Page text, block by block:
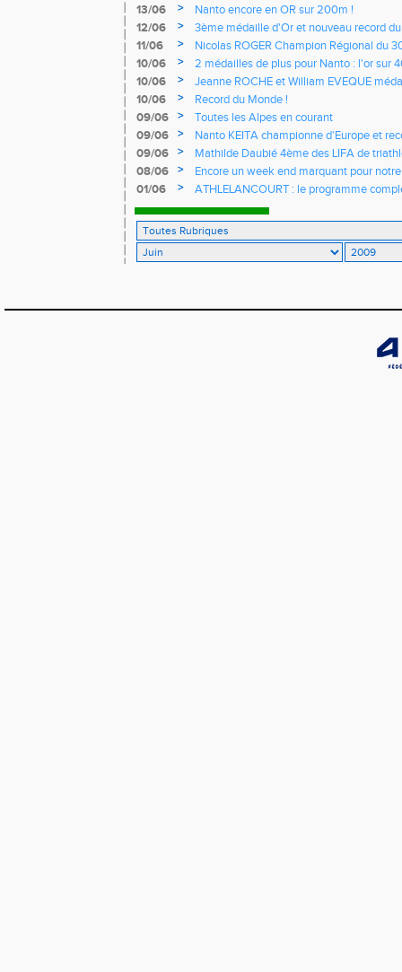
13/06
>
Nanto encore en OR sur 200m !
12/06
>
3ème médaille d'Or et nouveau record
11/06
>
Nicolas ROGER Champion Régional du
10/06
>
2 médailles de plus pour Nanto : l'or sur
longueur et des photos
10/06 >
Jeanne ROCHE et William EVEQUE
de France de triathlon
10/06 >
Record du Monde !
09/06
>
Toutes les Alpes en courant
09/06
>
Nanto KEITA championne d'Europe et
100m
09/06 >
Mathilde Daubié 4ème des LIFA de
08/06
>
Encore un week end marquant pour
jurassien
01/06 > ATHLELANCOURT : le programme